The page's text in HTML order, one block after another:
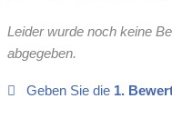
Leider wurde noch keine
abgegeben.
Geben Sie die 1.